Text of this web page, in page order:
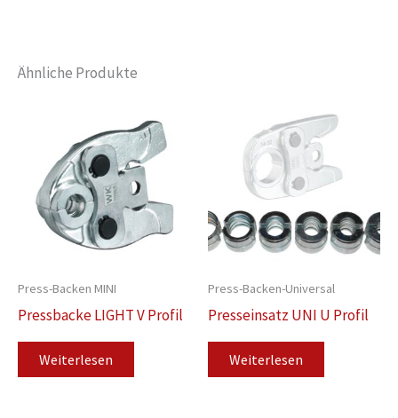
Ähnliche Produkte
Press-Backen MINI
Pressbacke LIGHT V Profil
Weiterlesen
Press-Backen-Universal
Presseinsatz UNI U Profil
Weiterlesen